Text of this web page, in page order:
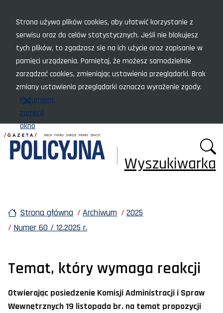
Strona używa plików cookies, aby ułatwić korzystanie z
serwisu oraz do celów statystycznych. Jeśli nie blokujesz
tych plików, to zgadzasz się na ich użycie oraz zapisanie w
pamięci urządzenia. Pamiętaj, że możesz samodzielnie
zarządzać cookies, zmieniając ustawienia przeglądarki. Brak
zmiany ustawienia przeglądarki oznacza wyrażenie zgody.
Rozumiem,
zamknij
okno
Wyszukiwarka
Strona główna Archiwum
2025
Numer 60 / 12.2025 r.
Temat, który wymaga reakcji
Otwierając posiedzenie Komisji Administracji i Spraw
Wewnętrznych 19 listopada br. na temat propozycji